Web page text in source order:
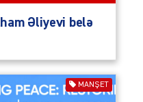
Əliyevi belə
MANŞET